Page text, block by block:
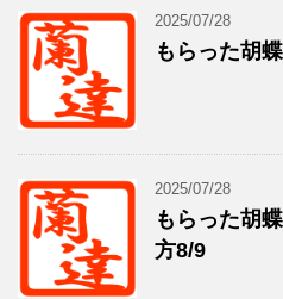
2025/07/28
もらった胡
2025/07/28
もらった胡
方8/9